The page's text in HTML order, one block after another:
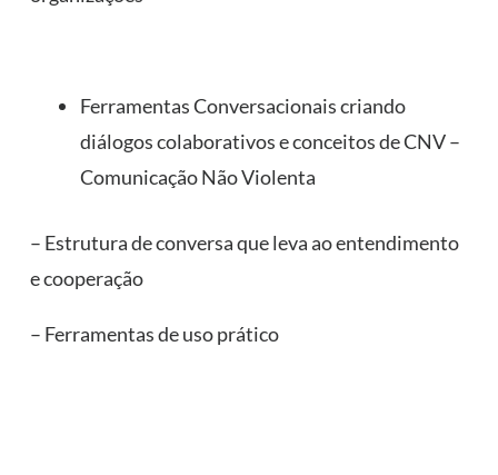
Ferramentas Conversacionais criando
diálogos colaborativos e conceitos de CNV –
Comunicação Não Violenta
– Estrutura de conversa que leva ao entendimento
e cooperação
– Ferramentas de uso prático